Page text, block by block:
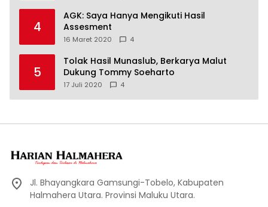
4
AGK: Saya Hanya Mengikuti Hasil
Assesment
16 Maret 2020 4
5
Tolak Hasil Munaslub, Berkarya Malut
Dukung Tommy Soeharto
17 Juli 2020 4
Jl. Bhayangkara Gamsungi-Tobelo, Kabupaten
Halmahera Utara. Provinsi Maluku Utara.